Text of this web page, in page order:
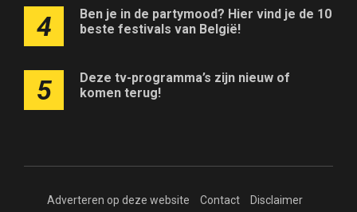
4
Ben je in de partymood? Hier vind je de 10
beste festivals van België!
5
Deze tv-programma’s zijn nieuw of
komen terug!
Adverteren op deze website Contact Disclaimer